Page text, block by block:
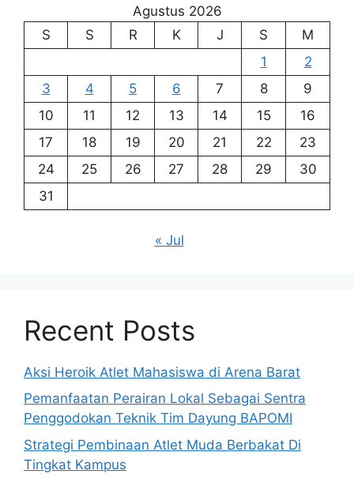
Agustus 2026
S
S R K J S
M
1
2
3
4 5 6 7 8
9
10
11 12 13 14 15
16
17
18 19 20 21 22
23
24
25 26 27 28 29
30
31
« Jul
Recent Posts
Aksi Heroik Atlet Mahasiswa di Arena Barat
Pemanfaatan Perairan Lokal Sebagai Sentra
Penggodokan Teknik Tim Dayung BAPOMI
Strategi Pembinaan Atlet Muda Berbakat Di
Tingkat Kampus